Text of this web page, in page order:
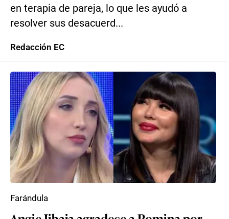
en terapia de pareja, lo que les ayudó a
resolver sus desacuerd...
Redacción EC
Farándula